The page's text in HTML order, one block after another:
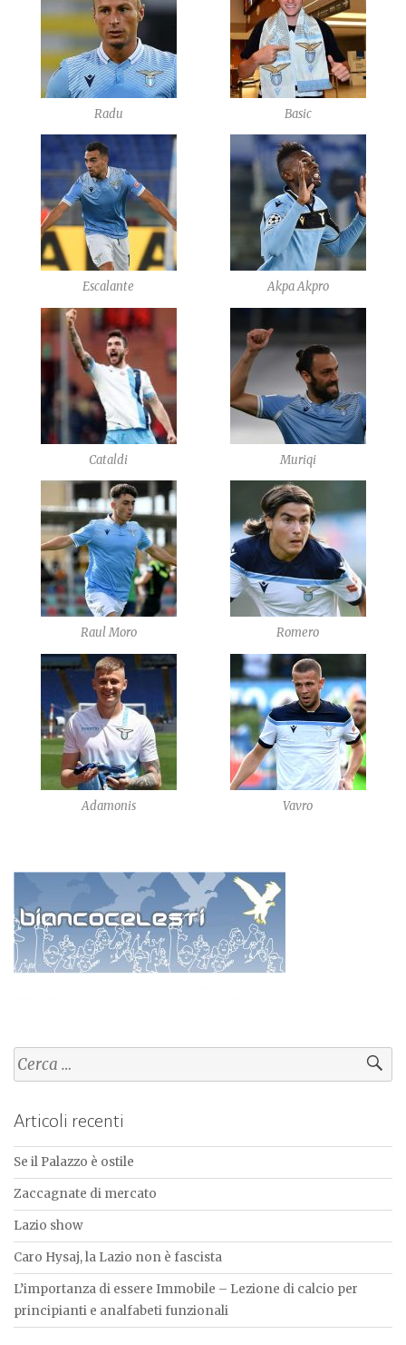
Radu Basic
Escalante Akpa Akpro
Cataldi Muriqi
Raul Moro Romero
Adamonis Vavro
Ricerca
per:
Articoli recenti
Se il Palazzo è ostile
Zaccagnate di mercato
Lazio show
Caro Hysaj, la Lazio non è fascista
L’importanza di essere Immobile – Lezione di calcio per
principianti e analfabeti funzionali